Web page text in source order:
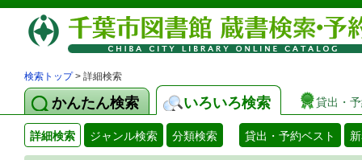
検索トップ> 詳細検索
かんたん検索 いろいろ検索 貸出・
詳細検索 ジャンル検索 分類検索 貸出・予約ベスト